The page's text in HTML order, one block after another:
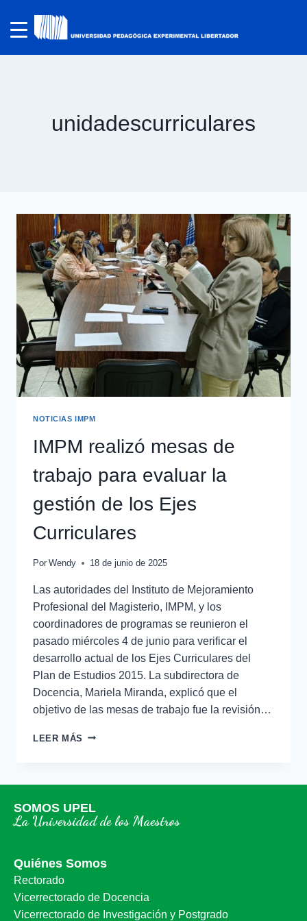
unidadescurriculares
NOTICIAS IMPM
IMPM realizó mesas de
trabajo para evaluar la
gestión de los Ejes
Curriculares
Por Wendy 18 de junio de 2025
Las autoridades del Instituto de Mejoramiento
Profesional del Magisterio, IMPM, y los
coordinadores de programas se reunieron el
pasado miércoles 4 de junio para verificar el
desarrollo actual de los Ejes Curriculares del
Plan de Estudios 2015. La subdirectora de
Docencia, Mariela Miranda, explicó que el
objetivo de las mesas de trabajo fue la revisión…
LEER MÁS
SOMOS UPEL
La Universidad de los Maestros
Quiénes Somos
Rectorado
Vicerrectorado de Docencia
Vicerrectorado de Investigación y Postgrado